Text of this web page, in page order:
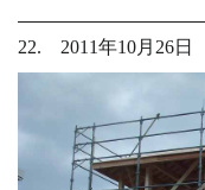
22. 2011年10月26日